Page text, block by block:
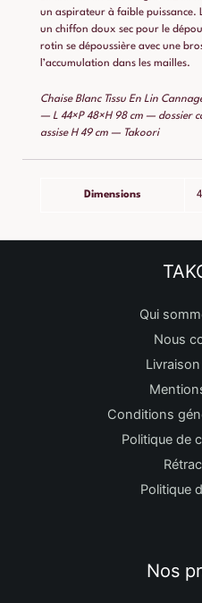
un aspirateur à faible puissance.
un chiffon doux sec pour le
rotin se dépoussière avec une
l’accumulation dans les mailles.
Chaise Blanc Tissu En Lin
— L 44×P 48×H 98 cm — dossier
assise H 49 cm — Takoori
Dimensions
Qui
Nous
Conditions
Politique de
Politique
Nos